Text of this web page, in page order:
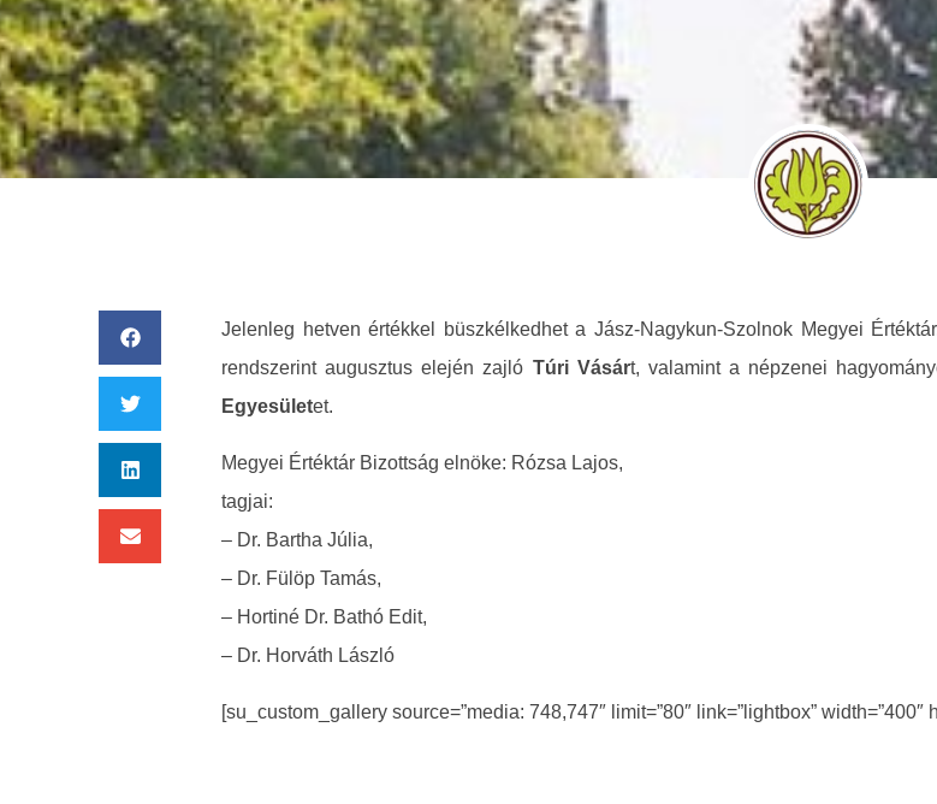
Jelenleg hetven értékkel büszkélkedhet a Jász-Nagykun-Szolnok Megyei
rendszerint augusztus elején zajló Túri Vásárt, valamint a népzenei
Egyesületet.
Megyei Értéktár Bizottság elnöke: Rózsa Lajos,
tagjai:
– Dr. Bartha Júlia,
– Dr. Fülöp Tamás,
– Hortiné Dr. Bathó Edit,
– Dr. Horváth László
[su_custom_gallery source=”media: 748,747″ limit=”80″ link=”lightbox” width=”400″